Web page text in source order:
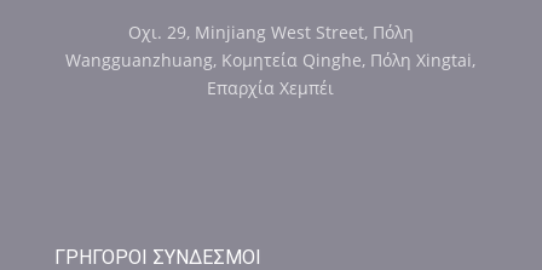
Οχι. 29, Minjiang West Street, Πόλη
Wangguanzhuang, Κομητεία Qinghe, Πόλη Xingtai,
Επαρχία Χεμπέι
ΓΡΉΓΟΡΟΙ ΣΎΝΔΕΣΜΟΙ